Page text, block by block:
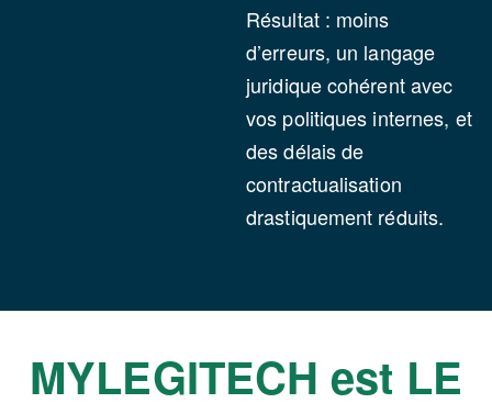
Résultat : moins
d’erreurs, un langage
juridique cohérent avec
vos politiques internes, et
des délais de
contractualisation
drastiquement réduits.
MYLEGITECH est LE